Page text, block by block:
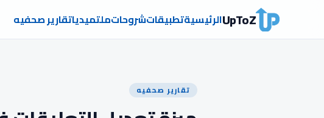
UpToZالرئيسيةتطبيقاتشروحاتملتميدياتقارير صحفيه
تقارير صحفيه